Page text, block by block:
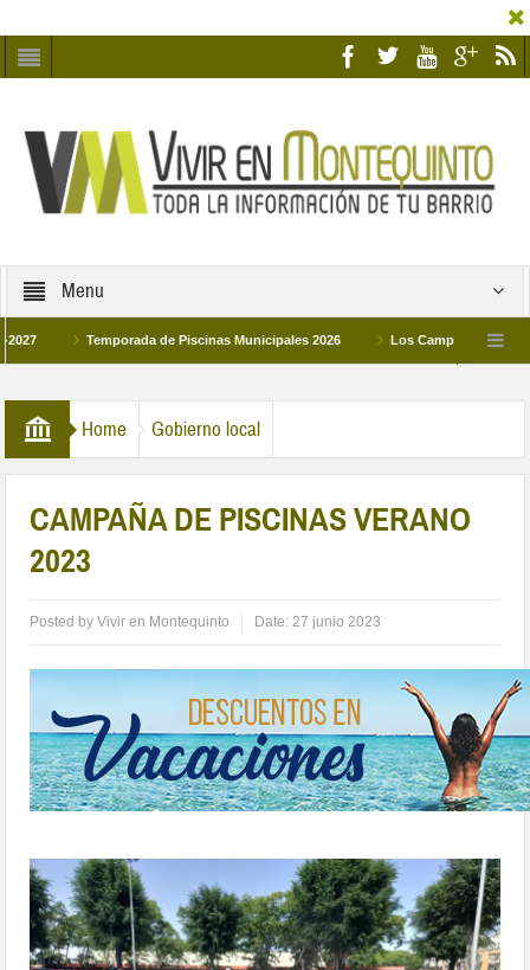
Menu
Temporada de Piscinas Municipales 2026 Los Campus de Tecnificación
Home Gobierno local
CAMPAÑA DE PISCINAS VERANO
2023
Posted byVivir en Montequinto Date:27 junio 2023